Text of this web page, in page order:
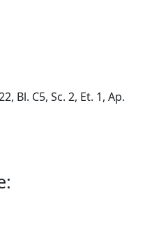
Bl. C5, Sc. 2, Et. 1, Ap.